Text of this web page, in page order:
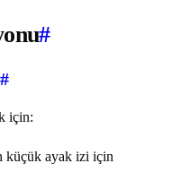
#
#
için:
küçük ayak izi için